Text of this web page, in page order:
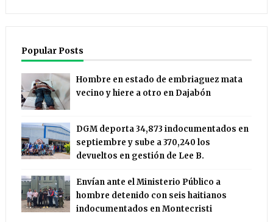
Popular Posts
Hombre en estado de embriaguez mata
vecino y hiere a otro en Dajabón
DGM deporta 34,873 indocumentados en
septiembre y sube a 370,240 los
devueltos en gestión de Lee B.
Envían ante el Ministerio Público a
hombre detenido con seis haitianos
indocumentados en Montecristi